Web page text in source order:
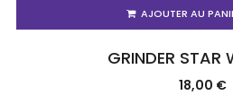
AJOUTER AU
GRINDER STAR
18,00 €